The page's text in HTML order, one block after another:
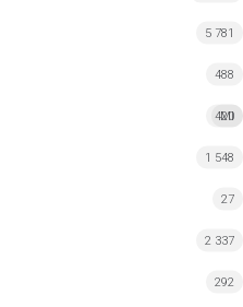
5 781
488
MI
420
1 548
27
2 337
292